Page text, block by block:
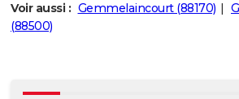
Voir aussi : Gemmelaincourt (88170)
(88500)